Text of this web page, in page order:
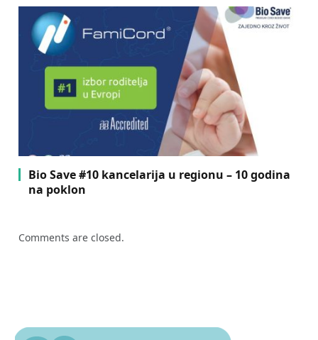
Bio Save #10 kancelarija u regionu – 10 godina
na poklon
Comments are closed.